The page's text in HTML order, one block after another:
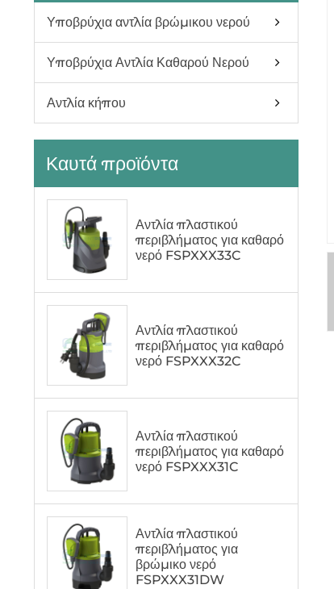
Υποβρύχια αντλία βρώμικου νερού
Υποβρύχια Αντλία Καθαρού Νερού
Αντλία κήπου
Καυτά προϊόντα
Αντλία πλαστικού
περιβλήματος για καθαρό
νερό FSPXXX33C
Αντλία πλαστικού
περιβλήματος για καθαρό
νερό FSPXXX32C
Αντλία πλαστικού
περιβλήματος για καθαρό
νερό FSPXXX31C
Αντλία πλαστικού
περιβλήματος για
βρώμικο νερό
FSPXXX31DW